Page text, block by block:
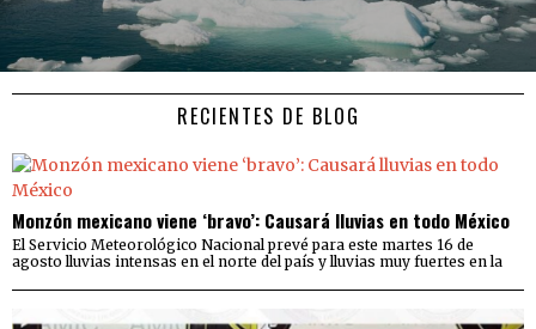
RECIENTES DE BLOG
Monzón mexicano viene ‘bravo’: Causará lluvias en todo México
El Servicio Meteorológico Nacional prevé para este martes 16 de
agosto lluvias intensas en el norte del país y lluvias muy fuertes en la